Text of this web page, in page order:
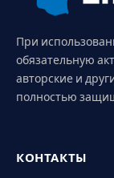
При
обязательную
авторские и
полностью
КОНТАКТЫ